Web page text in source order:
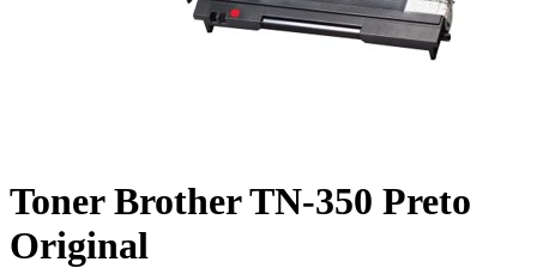
Toner Brother TN-350 Preto
Original